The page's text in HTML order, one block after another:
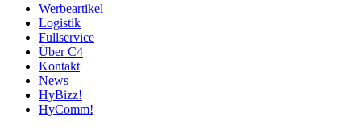
Werbeartikel
Logistik
Fullservice
Über C4
Kontakt
News
HyBizz!
HyComm!